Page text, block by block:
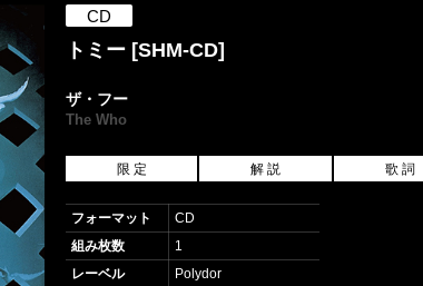
CD
トミー [SHM-CD]
ザ・フー
The Who
限 定 解 説 歌 詞
フォーマット
CD
組み枚数
1
レーベル
Polydor